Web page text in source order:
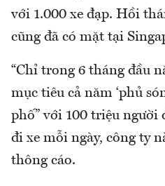
với 1.000 xe đạp. Hồi
cũng đã có mặt tại
“Chỉ trong 6 tháng đầu
mục tiêu cả năm ‘phủ
phố” với 100 triệu người
đi xe mỗi ngày, công ty
thông cáo.